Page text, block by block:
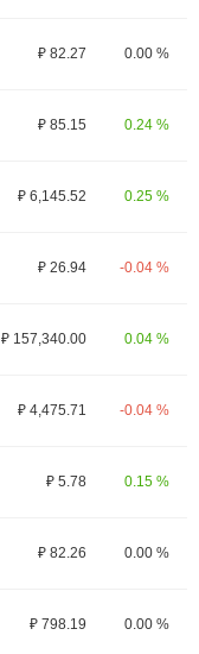
₽ 82.27 0.00 %
₽ 85.15 0.24 %
₽ 6,145.52 0.25 %
₽ 26.94 -0.04 %
₽ 157,340.00 0.04 %
₽ 4,475.71 -0.04 %
₽ 5.78 0.15 %
₽ 82.26 0.00 %
₽ 798.19 0.00 %